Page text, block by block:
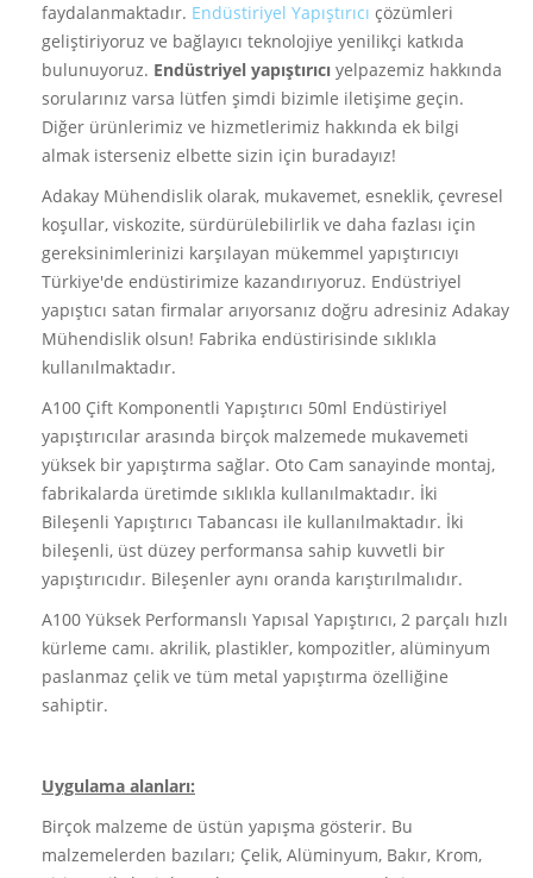
faydalanmaktadır. Endüstiriyel Yapıştırıcı çözümleri
geliştiriyoruz ve bağlayıcı teknolojiye yenilikçi katkıda
bulunuyoruz. Endüstriyel yapıştırıcı yelpazemiz hakkında
sorularınız varsa lütfen şimdi bizimle iletişime geçin.
Diğer ürünlerimiz ve hizmetlerimiz hakkında ek bilgi
almak isterseniz elbette sizin için buradayız!
Adakay Mühendislik olarak, mukavemet, esneklik, çevresel
koşullar, viskozite, sürdürülebilirlik ve daha fazlası için
gereksinimlerinizi karşılayan mükemmel yapıştırıcıyı
Türkiye'de endüstirimize kazandırıyoruz. Endüstriyel
yapıştıcı satan firmalar arıyorsanız doğru adresiniz Adakay
Mühendislik olsun! Fabrika endüstirisinde sıklıkla
kullanılmaktadır.
A100 Çift Komponentli Yapıştırıcı 50ml Endüstiriyel
yapıştırıcılar arasında birçok malzemede mukavemeti
yüksek bir yapıştırma sağlar. Oto Cam sanayinde montaj,
fabrikalarda üretimde sıklıkla kullanılmaktadır. İki
Bileşenli Yapıştırıcı Tabancası ile kullanılmaktadır. İki
bileşenli, üst düzey performansa sahip kuvvetli bir
yapıştırıcıdır. Bileşenler aynı oranda karıştırılmalıdır.
A100 Yüksek Performanslı Yapısal Yapıştırıcı, 2 parçalı hızlı
kürleme camı. akrilik, plastikler, kompozitler, alüminyum
paslanmaz çelik ve tüm metal yapıştırma özelliğine
sahiptir.
Uygulama alanları:
Birçok malzeme de üstün yapışma gösterir. Bu
malzemelerden bazıları; Çelik, Alüminyum, Bakır, Krom,